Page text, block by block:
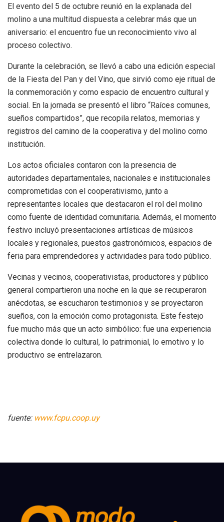
El evento del 5 de octubre reunió en la explanada del
molino a una multitud dispuesta a celebrar más que un
aniversario: el encuentro fue un reconocimiento vivo al
proceso colectivo.
Durante la celebración, se llevó a cabo una edición especial
de la Fiesta del Pan y del Vino, que sirvió como eje ritual de
la conmemoración y como espacio de encuentro cultural y
social. En la jornada se presentó el libro “Raíces comunes,
sueños compartidos”, que recopila relatos, memorias y
registros del camino de la cooperativa y del molino como
institución.
Los actos oficiales contaron con la presencia de
autoridades departamentales, nacionales e institucionales
comprometidas con el cooperativismo, junto a
representantes locales que destacaron el rol del molino
como fuente de identidad comunitaria. Además, el momento
festivo incluyó presentaciones artísticas de músicos
locales y regionales, puestos gastronómicos, espacios de
feria para emprendedores y actividades para todo público.
Vecinas y vecinos, cooperativistas, productores y público
general compartieron una noche en la que se recuperaron
anécdotas, se escucharon testimonios y se proyectaron
sueños, con la emoción como protagonista. Este festejo
fue mucho más que un acto simbólico: fue una experiencia
colectiva donde lo cultural, lo patrimonial, lo emotivo y lo
productivo se entrelazaron.
fuente: www.fcpu.coop.uy